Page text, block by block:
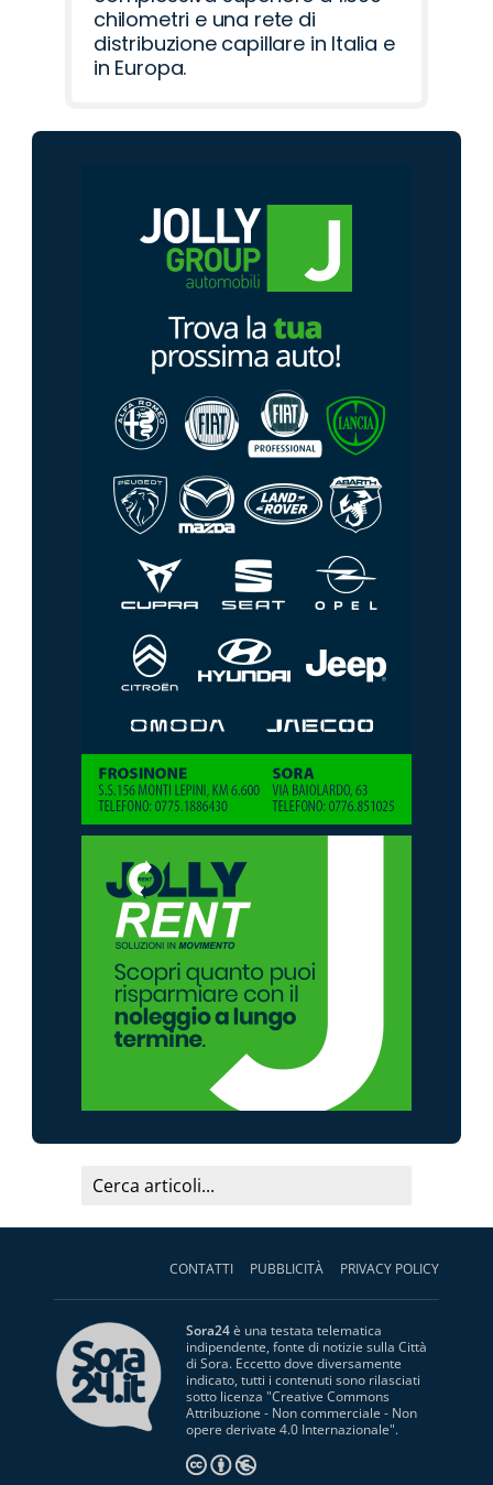
chilometri e una rete di
distribuzione capillare in Italia e
in Europa.
CONTATTI PUBBLICITÀ PRIVACY POLICY
Sora24è una testata telematica
indipendente, fonte di notizie sulla Città
di Sora. Eccetto dove diversamente
indicato, tutti i contenuti sono rilasciati
sotto licenza "Creative Commons
Attribuzione - Non commerciale - Non
opere derivate 4.0 Internazionale".